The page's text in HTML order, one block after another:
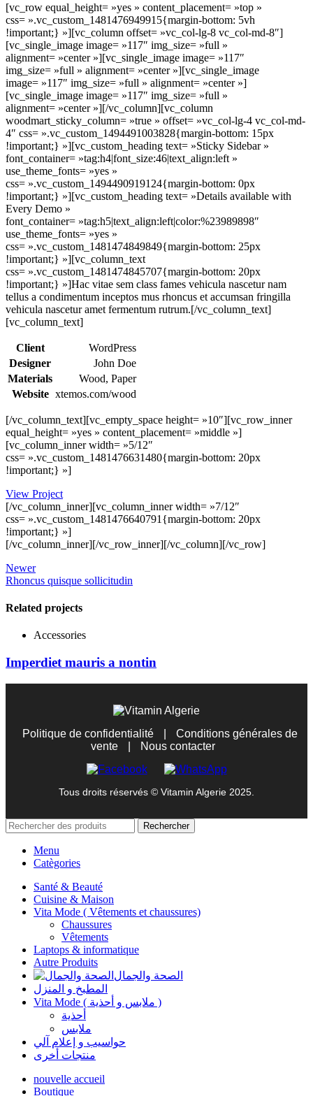
[vc_row equal_height= »yes » content_placement= »top »
css= ».vc_custom_1481476949915{margin-bottom: 5vh
!important;} »][vc_column offset= »vc_col-lg-8 vc_col-md-8″]
[vc_single_image image= »117″ img_size= »full »
alignment= »center »][vc_single_image image= »117″
img_size= »full » alignment= »center »][vc_single_image
image= »117″ img_size= »full » alignment= »center »]
[vc_single_image image= »117″ img_size= »full »
alignment= »center »][/vc_column][vc_column
woodmart_sticky_column= »true » offset= »vc_col-lg-4 vc_col-md-
4″ css= ».vc_custom_1494491003828{margin-bottom: 15px
!important;} »][vc_custom_heading text= »Sticky Sidebar »
font_container= »tag:h4|font_size:46|text_align:left »
use_theme_fonts= »yes »
css= ».vc_custom_1494490919124{margin-bottom: 0px
!important;} »][vc_custom_heading text= »Details available with
Every Demo »
font_container= »tag:h5|text_align:left|color:%23989898″
use_theme_fonts= »yes »
css= ».vc_custom_1481474849849{margin-bottom: 25px
!important;} »][vc_column_text
css= ».vc_custom_1481474845707{margin-bottom: 20px
!important;} »]Hac vitae sem class fames vehicula nascetur nam
tellus a condimentum inceptos mus rhoncus et accumsan fringilla
vehicula nascetur amet fermentum rutrum.[/vc_column_text]
[vc_column_text]
Client
WordPress
Designer
John Doe
Materials
Wood, Paper
Website xtemos.com/wood
[/vc_column_text][vc_empty_space height= »10″][vc_row_inner
equal_height= »yes » content_placement= »middle »]
[vc_column_inner width= »5/12″
css= ».vc_custom_1481476631480{margin-bottom: 20px
!important;} »]
View Project
[/vc_column_inner][vc_column_inner width= »7/12″
css= ».vc_custom_1481476640791{margin-bottom: 20px
!important;} »]
[/vc_column_inner][/vc_row_inner][/vc_column][/vc_row]
Newer
Rhoncus quisque sollicitudin
Related projects
Accessories
Imperdiet mauris a nontin
Politique de confidentialité
Conditions générales de
vente
Nous contacter
Tous droits réservés © Vitamin Algerie 2025.
Rechercher
Menu
Catègories
Santé & Beauté
Cuisine & Maison
Vita Mode ( Vêtements et chaussures)
Chaussures
Vêtements
Laptops & informatique
Autre Produits
الصحة والجمال
المطبخ و المنزل
Vita Mode ( ملابس و أحذية )
أحذية
ملابس
حواسيب و إعلام آلي
منتجات أخرى
nouvelle accueil
Boutique